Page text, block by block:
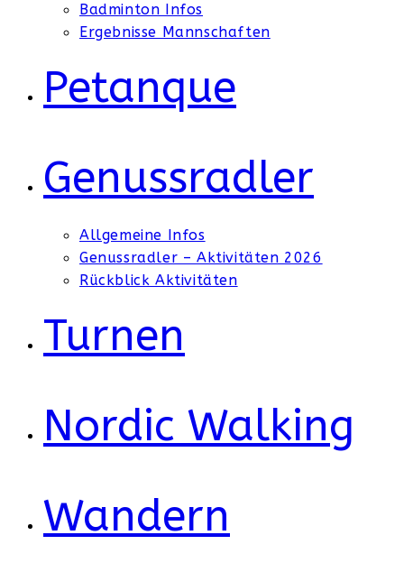
Badminton Infos
Ergebnisse Mannschaften
Petanque
Genussradler
Allgemeine Infos
Genussradler – Aktivitäten 2026
Rückblick Aktivitäten
Turnen
Nordic Walking
Wandern